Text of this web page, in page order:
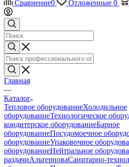
Сравнение0 Отложенные 0
Главная
—
Каталог
Тепловое оборудованиеХолодильное
оборудованиеТехнологическое
кондитерское оборудованиеБарное
оборудованиеПосудомоечное
оборудованиеУпаковочное
оборудованиеНейтральное
раздачиАльтерноваСанитарно-